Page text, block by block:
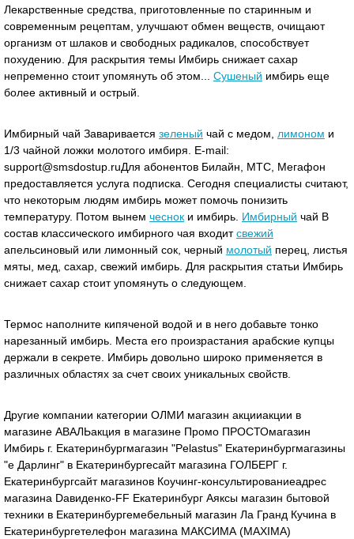
Лекарственные средства, приготовленные по старинным и
современным рецептам, улучшают обмен веществ, очищают
организм от шлаков и свободных радикалов, способствует
похудению. Для раскрытия темы Имбирь снижает сахар
непременно стоит упомянуть об этом... Сушеный имбирь еще
более активный и острый.
Имбирный чай Заваривается зеленый чай с медом, лимоном и
1/3 чайной ложки молотого имбиря. E-mail:
support@smsdostup.ruДля абонентов Билайн, МТС, Мегафон
предоставляется услуга подписка. Сегодня специалисты считают,
что некоторым людям имбирь может помочь понизить
температуру. Потом вынем чеснок и имбирь. Имбирный чай В
состав классического имбирного чая входитсвежий
апельсиновый или лимонный сок, черный молотый перец, листья
мяты, мед, сахар, свежий имбирь. Для раскрытия статьи Имбирь
снижает сахар стоит упомянуть о следующем.
Термос наполните кипяченой водой и в него добавьте тонко
нарезанный имбирь. Места его произрастания арабские купцы
держали в секрете. Имбирь довольно широко применяется в
различных областях за счет своих уникальных свойств.
Другие компании категории ОЛМИ магазин акцииакции в
магазине АВАЛЬакция в магазине Промо ПРОСТОмагазин
Имбирь г. Екатеринбургмагазин "Pelastus" Екатеринбургмагазины
"е Дарлинг" в Екатеринбургесайт магазина ГОЛБЕРГ г.
Екатеринбургсайт магазинов Коучинг-консультированиеадрес
магазина Dавиденко-FF Екатеринбург Аяксы магазин бытовой
техники в Екатеринбургемебельный магазин Ла Гранд Кучина в
Екатеринбургетелефон магазина МАКСИМА (MAXIMA)